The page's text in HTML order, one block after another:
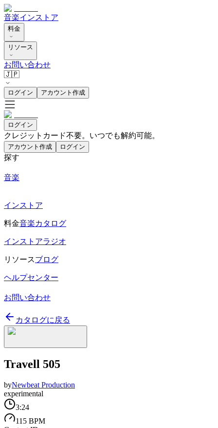
音楽インストア
料金
リソース
お問い合わせ
🇯🇵
ログイン アカウント作成
ログイン
クレジットカード不要。いつでも解約可能。
アカウント作成 ログイン
探す
音楽
インストア
料金音楽カタログ
インストアラジオ
リソースブログ
ヘルプセンター
お問い合わせ
カタログに戻る
Travell 505
byNewbeat Production
experimental
3:24
115 BPM